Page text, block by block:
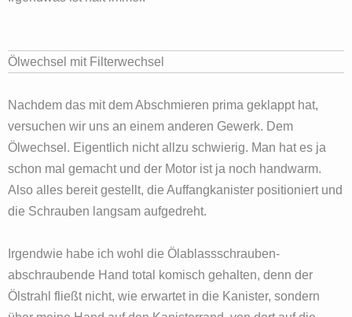
Ölwechsel mit Filterwechsel
Nachdem das mit dem Abschmieren prima geklappt hat,
versuchen wir uns an einem anderen Gewerk. Dem
Ölwechsel. Eigentlich nicht allzu schwierig. Man hat es ja
schon mal gemacht und der Motor ist ja noch handwarm.
Also alles bereit gestellt, die Auffangkanister positioniert und
die Schrauben langsam aufgedreht.
Irgendwie habe ich wohl die Ölablassschrauben-
abschraubende Hand total komisch gehalten, denn der
Ölstrahl fließt nicht, wie erwartet in die Kanister, sondern